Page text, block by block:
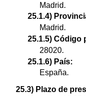
Madrid.
25.1.4)
Madrid.
25.1.5) Código
28020.
25.1.6) País:
España.
25.3) Plazo de